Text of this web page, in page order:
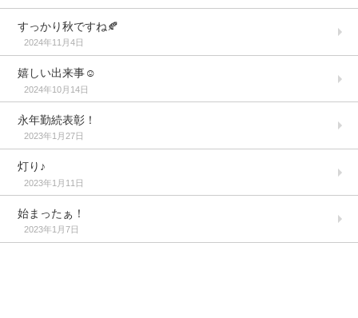
すっかり秋ですね🍂
2024年11月4日
嬉しい出来事☺️
2024年10月14日
永年勤続表彰！
2023年1月27日
灯り♪
2023年1月11日
始まったぁ！
2023年1月7日